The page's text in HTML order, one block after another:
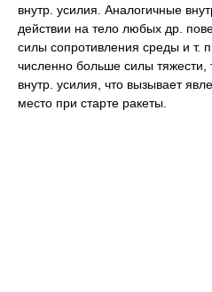
внутр. усилия. Аналогичные
действии на тело любых др.
силы сопротивления среды и т.
численно больше силы тяжести,
внутр. усилия, что вызывает
место при старте ракеты.